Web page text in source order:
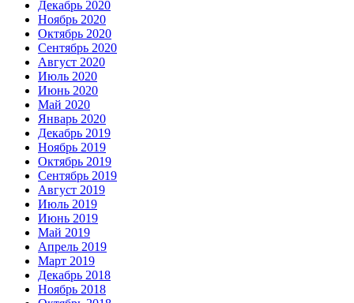
Декабрь 2020
Ноябрь 2020
Октябрь 2020
Сентябрь 2020
Август 2020
Июль 2020
Июнь 2020
Май 2020
Январь 2020
Декабрь 2019
Ноябрь 2019
Октябрь 2019
Сентябрь 2019
Август 2019
Июль 2019
Июнь 2019
Май 2019
Апрель 2019
Март 2019
Декабрь 2018
Ноябрь 2018